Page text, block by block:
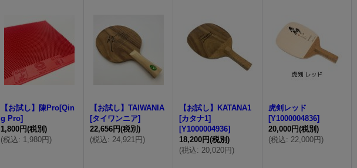
【お試し】陳Pro[Qin
g Pro]
1,800円(税別)
(税込: 1,980円)
【お試し】TAIWANIA
[タイワンニア]
22,656円(税別)
(税込: 24,921円)
【お試し】KATANA1
[カタナ1]
[Y1000004936]
18,200円(税別)
(税込: 20,020円)
虎剣レッド
[Y1000004836]
20,000円(税別)
(税込: 22,000円)